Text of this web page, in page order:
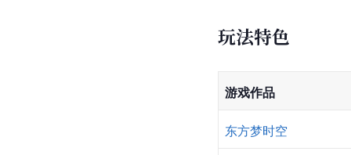
玩法特色
游戏作品
东方梦时空